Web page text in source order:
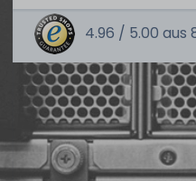
4.96 / 5.00 aus